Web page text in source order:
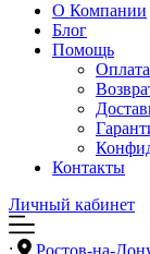
О Компании
Блог
Помощь
Оплата
Контакты
Личный кабинет
:
Ростов-на-